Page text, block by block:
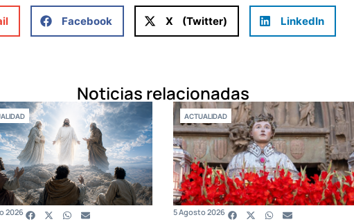
Facebook X (Twitter) LinkedIn
Noticias relacionadas
2026
ACTUALIDAD
5 Agosto 2026